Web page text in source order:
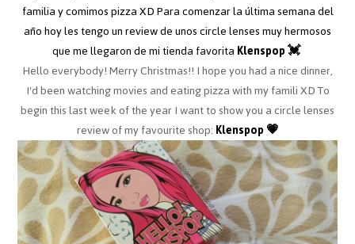
familia y comimos pizza XD Para comenzar la última semana del
año hoy les tengo un review de unos circle lenses muy hermosos
que me llegaron de mi tienda favoritaKlenspop 💓
Hello everybody! Merry Christmas!! I hope you had a nice dinner,
I'd been watching movies and eating pizza with my famili XD To
begin this last week of the year I want to show you a circle lenses
review of my favourite shop:Klenspop 💗